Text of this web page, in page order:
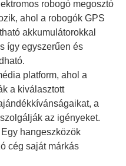
robogó megosztó
ahol a robogók GPS
akkumulátorokkal
így egyszerűen és
platform, ahol a
a kiválasztott
a
az igényeket.
Egy hangeszközök
cég saját márkás